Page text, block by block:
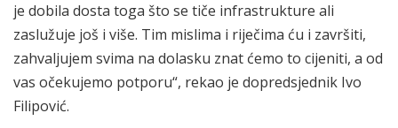
je dobila dosta toga što se tiče infrastrukture ali
zaslužuje još i više. Tim mislima i riječima ću i završiti,
zahvaljujem svima na dolasku znat ćemo to cijeniti, a od
vas očekujemo potporu“, rekao je dopredsjednik Ivo
Filipović.